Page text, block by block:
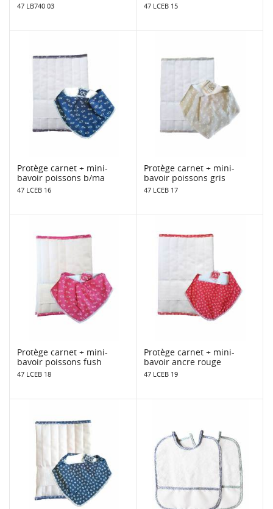
47 LB740 03 47 LCEB 15
Protège carnet + mini-
bavoir poissons b/ma
47 LCEB 16
Protège carnet + mini-
bavoir poissons gris
47 LCEB 17
Protège carnet + mini-
bavoir poissons fush
47 LCEB 18
Protège carnet + mini-
bavoir ancre rouge
47 LCEB 19